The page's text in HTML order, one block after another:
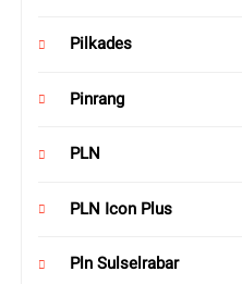
Pilkades
Pinrang
PLN
PLN Icon Plus
Pln Sulselrabar